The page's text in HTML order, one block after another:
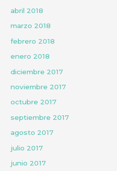
abril 2018
marzo 2018
febrero 2018
enero 2018
diciembre 2017
noviembre 2017
octubre 2017
septiembre 2017
agosto 2017
julio 2017
junio 2017